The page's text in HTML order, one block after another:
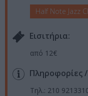
Half Note Jazz
Eισιτήρια:
από 12€
Πληροφορίες
Τηλ.: 210